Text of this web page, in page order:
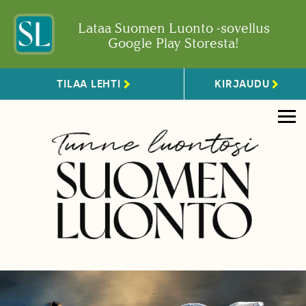
Lataa Suomen Luonto -sovellus
Google Play Storesta!
TILAA LEHTI KIRJAUDU